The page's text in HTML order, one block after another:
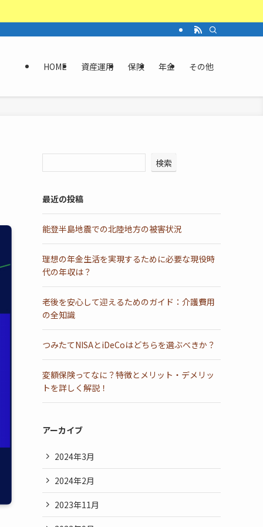
HOME 資産運用 保険 年金 その他
検索
最近の投稿
能登半島地震での北陸地方の被害状況
理想の年金生活を実現するために必要な現役時
代の年収は？
老後を安心して迎えるためのガイド：介護費用
の全知識
つみたてNISAとiDeCoはどちらを選ぶべきか？
変額保険ってなに？特徴とメリット・デメリッ
トを詳しく解説！
アーカイブ
2024年3月
2024年2月
2023年11月